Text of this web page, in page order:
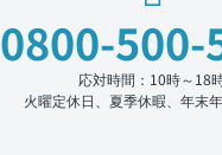
0800-500-
応対時間：10時～18
火曜定休日、夏季休暇、年末